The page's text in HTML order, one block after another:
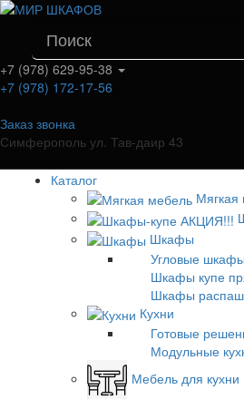
+7 (978) 629-95-38
+7 (978) 172-17-56
Заказ звонка
Симферополь ул. Тав-даир 43
Каталог
Мягкая
Шкафы
Угловые
Шкафы купе
Шкафы
Кухни
Готовые
Модульные
Мебель для кухни